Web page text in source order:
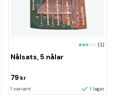
(1)
Nålsats, 5 nålar
79 kr
1 variant I lager